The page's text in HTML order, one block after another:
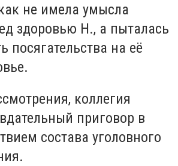
не имела умысла
здоровью Н., а пыталась
посягательства на её
коллегия
приговор в
состава уголовного